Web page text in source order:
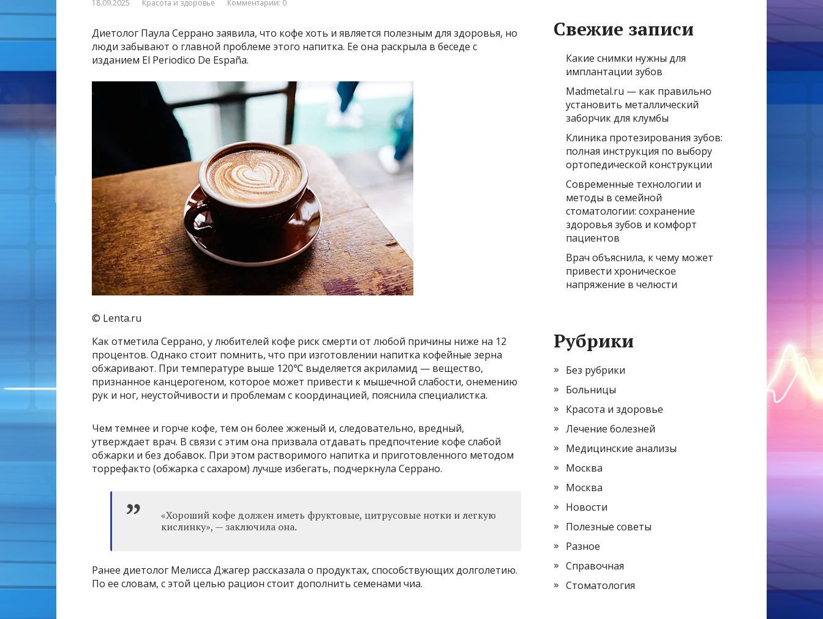
18.09.2025 Красота и здоровье Комментарии: 0
Диетолог Паула Серрано заявила, что кофе хоть и является полезным для здоровья, но
люди забывают о главной проблеме этого напитка. Ее она раскрыла в беседе с
изданием El Periodico De España.
© Lenta.ru
Как отметила Серрано, у любителей кофе риск смерти от любой причины ниже на 12
процентов. Однако стоит помнить, что при изготовлении напитка кофейные зерна
обжаривают. При температуре выше 120℃ выделяется акриламид — вещество,
признанное канцерогеном, которое может привести к мышечной слабости, онемению
рук и ног, неустойчивости и проблемам с координацией, пояснила специалистка.
Чем темнее и горче кофе, тем он более жженый и, следовательно, вредный,
утверждает врач. В связи с этим она призвала отдавать предпочтение кофе слабой
обжарки и без добавок. При этом растворимого напитка и приготовленного методом
торрефакто (обжарка с сахаром) лучше избегать, подчеркнула Серрано.
«Хороший кофе должен иметь фруктовые, цитрусовые нотки и легкую
кислинку», — заключила она.
Ранее диетолог Мелисса Джагер рассказала о продуктах, способствующих долголетию.
По ее словам, с этой целью рацион стоит дополнить семенами чиа.
Свежие записи
Какие снимки нужны для
имплантации зубов
Madmetal.ru — как правильно
установить металлический
заборчик для клумбы
Клиника протезирования зубов:
полная инструкция по выбору
ортопедической конструкции
Современные технологии и
методы в семейной
стоматологии: сохранение
здоровья зубов и комфорт
пациентов
Врач объяснила, к чему может
привести хроническое
напряжение в челюсти
Рубрики
Без рубрики
Больницы
Красота и здоровье
Лечение болезней
Медицинские анализы
Москва
Москва
Новости
Полезные советы
Разное
Справочная
Стоматология